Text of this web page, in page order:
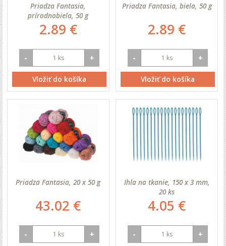
Priadza Fantasia,
prírodnobiela, 50 g
2.89 €
- +
Vložiť do košíka
Priadza Fantasia, biela, 50 g
2.89 €
- +
Vložiť do košíka
Priadza Fantasia, 20 x 50 g
43.02 €
- +
Ihla na tkanie, 150 x 3 mm,
20 ks
4.05 €
- +